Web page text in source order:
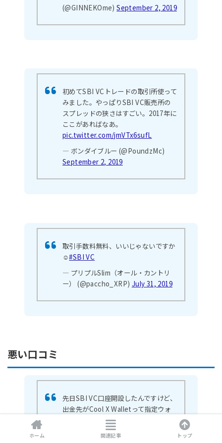
(@GINNEKOme)September 2, 2019
初めてSBI VCトレードの取引所使って
みました。やっぱりSBI VC販売所の
スプレッドの狭さはすごい。2017年に
ここがあればなあ。
pic.twitter.com/jmVTx6sufL
— ボンダイブルー (@PoundzMc)
September 2, 2019
取引手数料無料、いいじゃないですか
☺️#SBI VC
— プリプルSlim（オール・カントリ
ー） (@paccho_XRP) July 31, 2019
悪い口コミ
先日SBI VC口座開設したんですけど、
出金先がCool X Walletって指定ウォ
レットのみで、そのウォレットがキャ
ンペーン配布でしか入手不可っぽく
ホーム 関連記事 トップ